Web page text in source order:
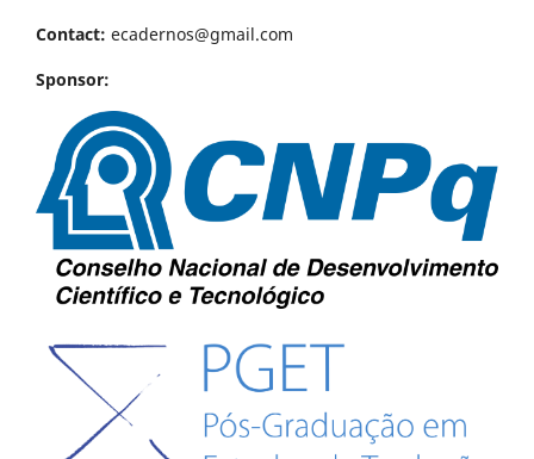
Contact: ecadernos@gmail.com
Sponsor: